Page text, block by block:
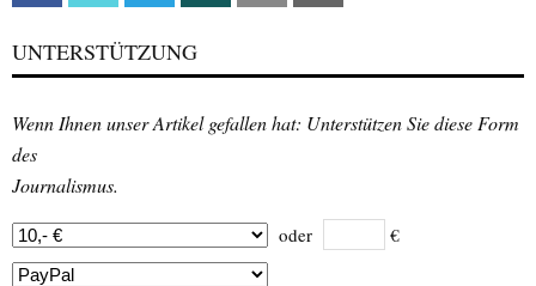
UNTERSTÜTZUNG
Wenn Ihnen unser Artikel gefallen hat: Unterstützen Sie diese Form
des
Journalismus.
oder €